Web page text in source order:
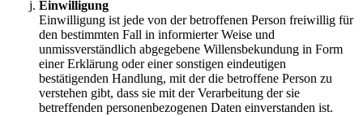
Einwilligung
Einwilligung ist jede von der betroffenen Person freiwillig für
den bestimmten Fall in informierter Weise und
unmissverständlich abgegebene Willensbekundung in Form
einer Erklärung oder einer sonstigen eindeutigen
bestätigenden Handlung, mit der die betroffene Person zu
verstehen gibt, dass sie mit der Verarbeitung der sie
betreffenden personenbezogenen Daten einverstanden ist.